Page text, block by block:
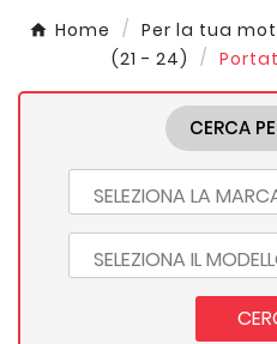
Home Per la tua
(21 - 24)
CERCA